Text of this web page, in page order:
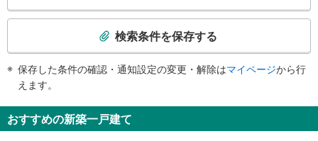
検
知
を
検索条件を保存する
保存した条件の確認・通知設定の変更・解除はマイページから行
えます。
おすすめの新築一戸建て